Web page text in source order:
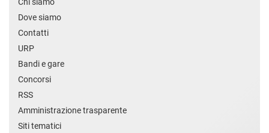
Chi siamo
Dove siamo
Contatti
URP
Bandi e gare
Concorsi
RSS
Amministrazione trasparente
Siti tematici